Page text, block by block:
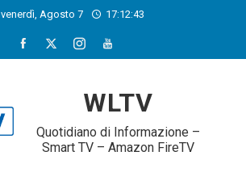
venerdì, Agosto 7 17:12:44
WLTV
Quotidiano di Informazione –
Smart TV – Amazon FireTV